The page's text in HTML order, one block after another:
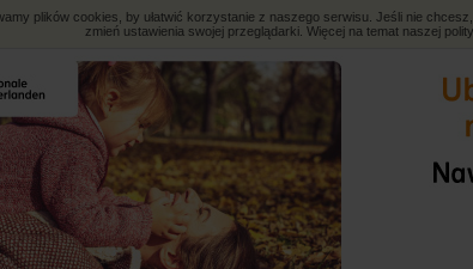
plików cookies, by ułatwić korzystanie z naszego serwisu. Jeśli nie
zmień ustawienia swojej przeglądarki. Więcej na temat naszej